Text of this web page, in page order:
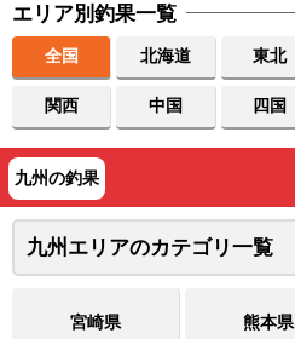
エリア別釣果一覧
全国 北海道 東北
関西 中国 四国
九州の釣果
九州エリアのカテゴリ一覧
宮崎県 熊本県